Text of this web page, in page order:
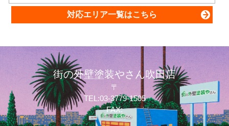
対応エリア一覧はこちら
街の外壁塗装やさん吹田店
〒
TEL:03-3779-1505
FAX: